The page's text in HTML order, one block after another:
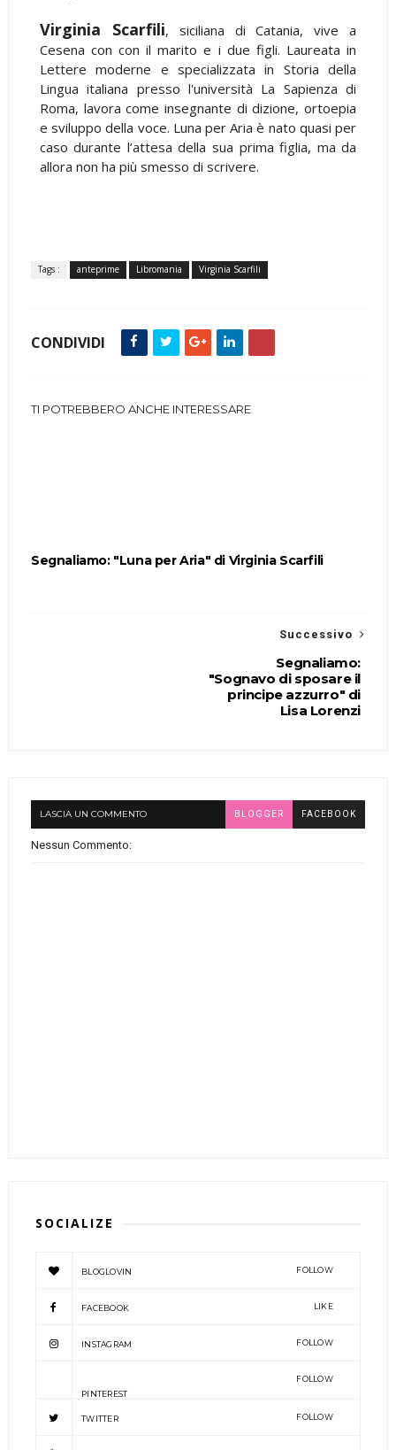
Virginia Scarfili, siciliana di Catania, vive a
Cesena con con il marito e i due figli. Laureata in
Lettere moderne e specializzata in Storia della
Lingua italiana presso l'università La Sapienza di
Roma, lavora come insegnante di dizione, ortoepia
e sviluppo della voce. Luna per Aria è nato quasi per
caso durante l’attesa della sua prima figlia, ma da
allora non ha più smesso di scrivere.
Tags : anteprime Libromania Virginia Scarfili
CONDIVIDI
TI POTREBBERO ANCHE INTERESSARE
Segnaliamo: "Luna per Aria" di Virginia Scarfili
Successivo
Segnaliamo:
"Sognavo di sposare il
principe azzurro" di
Lisa Lorenzi
LASCIA UN COMMENTO BLOGGER FACEBOOK
Nessun Commento:
SOCIALIZE
BLOGLOVIN FOLLOW
FACEBOOK LIKE
INSTAGRAM FOLLOW
PINTEREST
FOLLOW
TWITTER FOLLOW